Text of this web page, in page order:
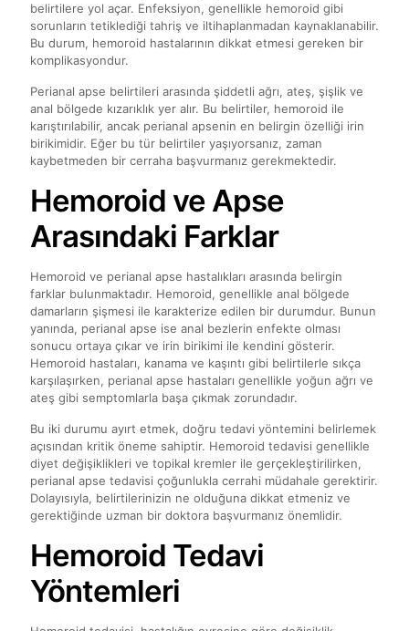
belirtilere yol açar. Enfeksiyon, genellikle hemoroid gibi
sorunların tetiklediği tahriş ve iltihaplanmadan kaynaklanabilir.
Bu durum, hemoroid hastalarının dikkat etmesi gereken bir
komplikasyondur.
Perianal apse belirtileri arasında şiddetli ağrı, ateş, şişlik ve
anal bölgede kızarıklık yer alır. Bu belirtiler, hemoroid ile
karıştırılabilir, ancak perianal apsenin en belirgin özelliği irin
birikimidir. Eğer bu tür belirtiler yaşıyorsanız, zaman
kaybetmeden bir cerraha başvurmanız gerekmektedir.
Hemoroid ve Apse
Arasındaki Farklar
Hemoroid ve perianal apse hastalıkları arasında belirgin
farklar bulunmaktadır. Hemoroid, genellikle anal bölgede
damarların şişmesi ile karakterize edilen bir durumdur. Bunun
yanında, perianal apse ise anal bezlerin enfekte olması
sonucu ortaya çıkar ve irin birikimi ile kendini gösterir.
Hemoroid hastaları, kanama ve kaşıntı gibi belirtilerle sıkça
karşılaşırken, perianal apse hastaları genellikle yoğun ağrı ve
ateş gibi semptomlarla başa çıkmak zorundadır.
Bu iki durumu ayırt etmek, doğru tedavi yöntemini belirlemek
açısından kritik öneme sahiptir. Hemoroid tedavisi genellikle
diyet değişiklikleri ve topikal kremler ile gerçekleştirilirken,
perianal apse tedavisi çoğunlukla cerrahi müdahale gerektirir.
Dolayısıyla, belirtilerinizin ne olduğuna dikkat etmeniz ve
gerektiğinde uzman bir doktora başvurmanız önemlidir.
Hemoroid Tedavi
Yöntemleri